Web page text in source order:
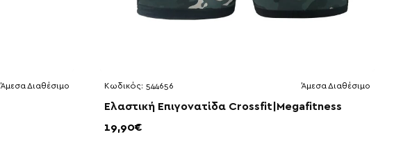
Άμεσα Διαθέσιμο Κωδικός: 544656 Άμεσα Διαθέσιμο
Ελαστική Επιγονατίδα Crossfit|Megafitness
19,90€